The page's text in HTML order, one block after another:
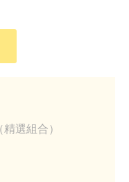
選組合）